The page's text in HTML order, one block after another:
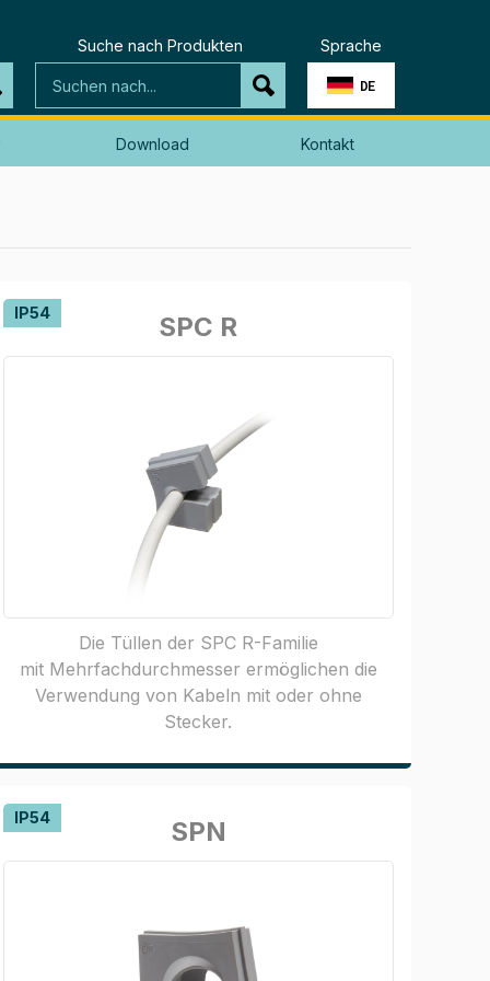
Suche nach Produkten Sprache
DE
Download Kontakt
SPC R
Die Tüllen der SPC R-Familie
mit Mehrfachdurchmesser ermöglichen die
Verwendung von Kabeln mit oder ohne
Stecker.
IP54
SPN
IP54